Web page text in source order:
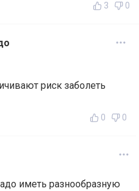
3 0
риск заболеть
0 0
иметь разнообразную